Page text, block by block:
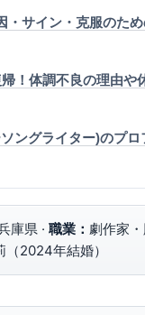
・サイン・克服のた
！体調不良の理由
ングライター)のプ
庫県 · 職業： 劇作家
（2024年結婚）